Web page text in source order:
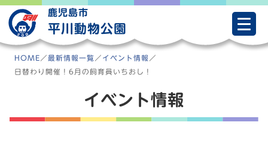
Skip
to
content
鹿児島市
平川動物公園
HOME ／最新情報一覧 ／ イベント情報 ／
日替わり開催！6月の飼育員いちおし！
イベント情報